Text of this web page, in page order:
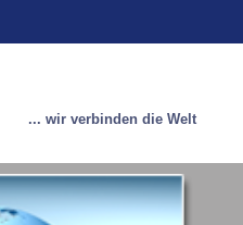
... wir verbinden die Welt